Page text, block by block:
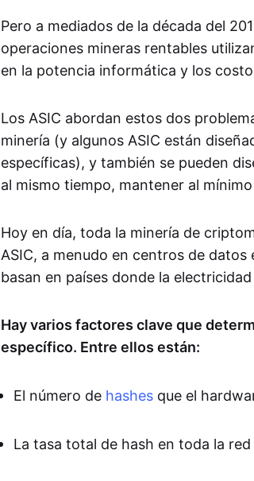
Pero a mediados de la década del
operaciones mineras rentables
en la potencia informática y los
Los ASIC abordan estos dos
minería (y algunos ASIC están
específicas), y también se pueden
al mismo tiempo, mantener al
Hoy en día, toda la minería de
ASIC, a menudo en centros de
basan en países donde la
Hay varios factores clave que
específico. Entre ellos están:
El número de hashes que el
La tasa total de hash en toda la red